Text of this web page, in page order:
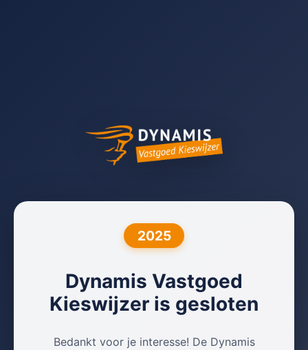
2025
Dynamis Vastgoed
Kieswijzer is gesloten
Bedankt voor je interesse! De Dynamis